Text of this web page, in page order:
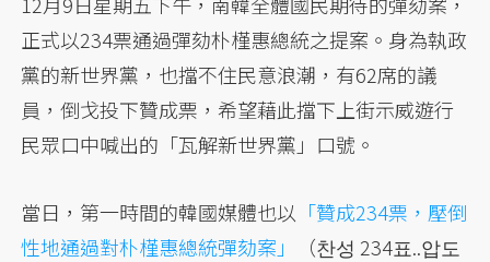
正式以234票通過彈劾朴槿惠總統之提案。身為執政
黨的新世界黨，也擋不住民意浪潮，有62席的議
員，倒戈投下贊成票，希望藉此擋下上街示威遊行
民眾口中喊出的「瓦解新世界黨」口號。
當日，第一時間的韓國媒體也以 「贊成234票，壓倒
性地通過對朴槿惠總統彈劾案」
（찬성 234표..압도